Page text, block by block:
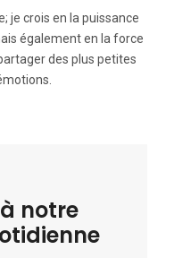
je crois en la puissance
également en la force
des plus petites
notre